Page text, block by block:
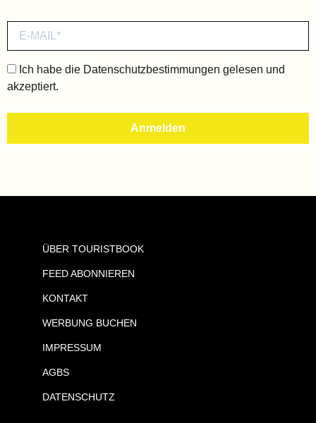
Ich habe die Datenschutzbestimmungen gelesen und
akzeptiert.
ÜBER TOURISTBOOK
FEED ABONNIEREN
KONTAKT
WERBUNG BUCHEN
IMPRESSUM
AGBS
DATENSCHUTZ